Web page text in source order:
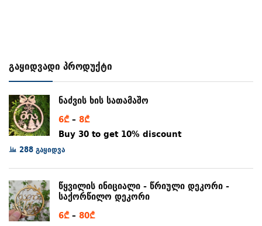
გაყიდვადი პროდუქტი
ნაძვის ხის სათამაშო
6₾ – 8₾Price
range:
Buy 30 to get 10% discount
288 გაყიდვა
წყვილის ინიციალი - წრიული დეკორი -
საქორწილო დეკორი
6₾ – 80₾Price